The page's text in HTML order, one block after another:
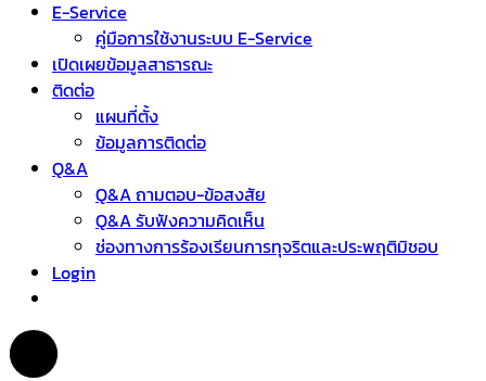
E-Service
คู่มือการใช้งานระบบ E-Service
เปิดเผยข้อมูลสาธารณะ
ติดต่อ
แผนที่ตั้ง
ข้อมูลการติดต่อ
Q&A
Q&A ถามตอบ-ข้อสงสัย
Q&A รับฟังความคิดเห็น
ช่องทางการร้องเรียนการทุจริตและประพฤติมิชอบ
Login